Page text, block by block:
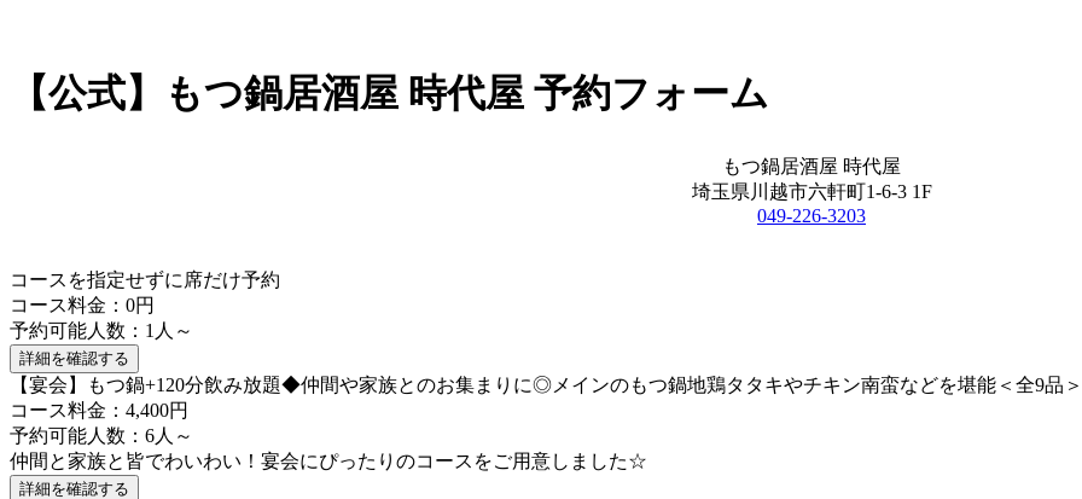
【公式】もつ鍋居酒屋 時代屋 予約フォーム
もつ鍋居酒屋 時代屋
埼玉県川越市六軒町1-6-3 1F
049-226-3203
コースを指定せずに席だけ予約
コース料金：0円
予約可能人数：1人～
詳細を確認する
【宴会】もつ鍋+120分飲み放題◆仲間や家族とのお集まりに◎メインのもつ鍋地鶏タタキやチキン南蛮などを堪能＜全9品＞
コース料金：4,400円
予約可能人数：6人～
仲間と家族と皆でわいわい！宴会にぴったりのコースをご用意しました☆
詳細を確認する